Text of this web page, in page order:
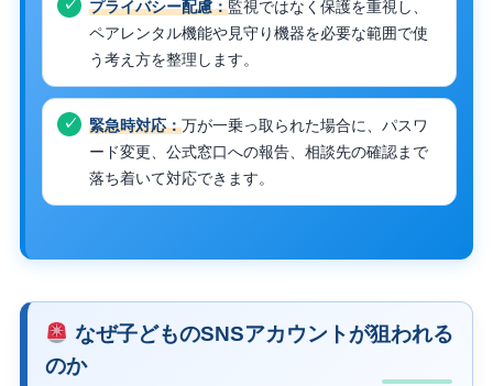
プライバシー配慮：監視ではなく保護を重視し、
ペアレンタル機能や見守り機器を必要な範囲で使
う考え方を整理します。
緊急時対応：万が一乗っ取られた場合に、パスワ
ード変更、公式窓口への報告、相談先の確認まで
落ち着いて対応できます。
なぜ子どものSNSアカウントが狙われる
のか